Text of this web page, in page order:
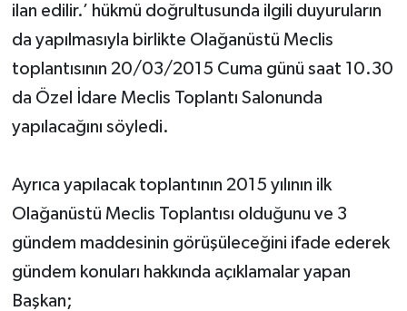
ilan edilir.’ hükmü doğrultusunda ilgili duyuruların
da yapılmasıyla birlikte Olağanüstü Meclis
toplantısının 20/03/2015 Cuma günü saat 10.30
da Özel İdare Meclis Toplantı Salonunda
yapılacağını söyledi.
Ayrıca yapılacak toplantının 2015 yılının ilk
Olağanüstü Meclis Toplantısı olduğunu ve 3
gündem maddesinin görüşüleceğini ifade ederek
gündem konuları hakkında açıklamalar yapan
Başkan;